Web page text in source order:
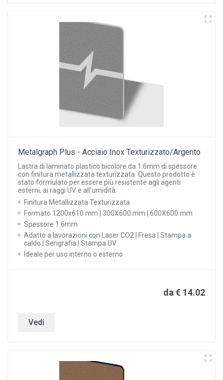
Metalgraph Plus - Acciaio Inox Texturizzato/Argento
Lastra di laminato plastico bicolore da 1.6mm di spessore
con finitura metallizzata texturizzata. Questo prodotto è
stato formulato per essere più resistente agli agenti
esterni, ai raggi UV e all'umidità.
Finitura Metallizzata Texturizzata
Formato 1200x610 mm | 300X600 mm | 600X600 mm
Spessore 1.6mm
Adatto a lavorazioni con Laser CO2 | Fresa | Stampa a
caldo | Serigrafia | Stampa UV
Ideale per uso interno o esterno
da € 14.02
Vedi